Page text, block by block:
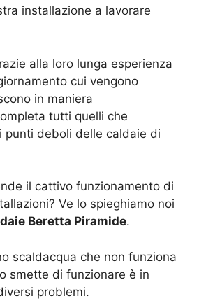
installazione a lavorare
alla loro lunga esperienza
cui vengono
in maniera
tutti quelli che
punti deboli delle caldaie di
il cattivo funzionamento di
Ve lo spieghiamo noi
Beretta Piramide.
scaldacqua che non funziona
smette di funzionare è in
problemi.